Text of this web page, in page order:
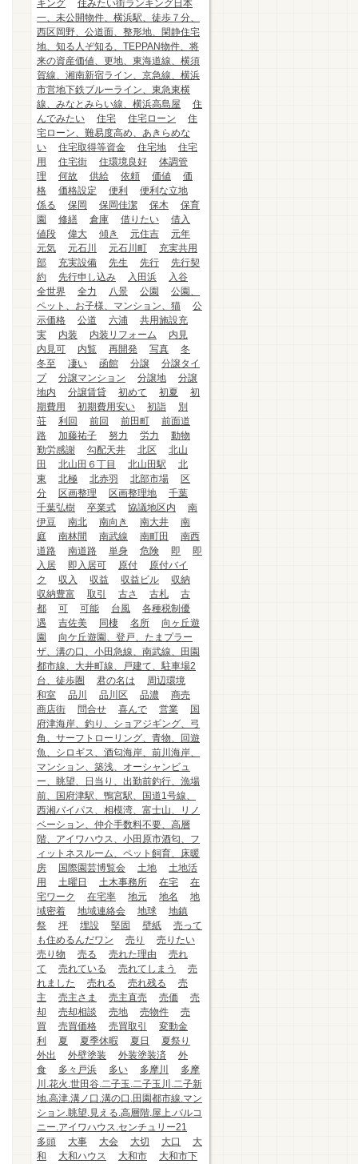
キング
住みたい街ランキング日本
一、未公開物件、横浜駅、徒歩７分、
西区岡野、公道面、整形地、閑静住宅
地、知る人ぞ知る、TEPPAN物件、将
来の資産価値、更地、東海道線、横須
賀線、湘南新宿ライン、京急線、横浜
市営地下鉄ブルーライン、東急東横
線、みなとみらい線、横浜高島屋
住
んでみたい
住宅 住宅ローン
住
宅ローン、難易度高め、あきらめな
い
住宅取得等資金 住宅地
住宅
用
住宅街 住環境良好
体調管
理
何故 供給 依頼 価値
価
格
価格設定 便利
便利な立地
係る
保岡 保岡佳潔 保木
保育
園
修繕 倉庫 借りたい
借入
値段
偉大 傾き 元住吉
元年
元気
元石川 元石川町
充実共用
部
充実設備 先生 先行
先行契
約
先行申し込み 入田浜
入谷
全世界
全力 八景 公園
公園、
ペット、お子様、マンション、猫
公
示価格
公道 六浦
共用施設充
実
内装 内装リフォーム
内見
内見可
内覧 再開発 写真
冬
冬至
凄い 函館 分譲
分譲タイ
プ
分譲マンション 分譲地
分譲
地内
分譲賃貸 初めて 初夏
初
期費用
初期費用安い 初詣
別
荘
利回 前回 前田町
前面道
路
加藤祐子 努力 労力
動物
勤労感謝
勾配天井 北区
北山
田
北山田６丁目 北山田駅
北
東
北極 北赤羽 北部市場
区
分
区画整理 区画整理地
千葉
千葉弘樹
卒業式 協議地区内
南
伊豆
南北 南向き 南大井
南
庭
南林間 南武線 南町田
南西
道路
南道路 単身 危険 即
即
入居
即入居可 原付
原付バイ
ク
収入 収益 収益ビル
収納
収納豊富
取引 古さ 古札
古
都
可 可能 台風
各種税制優
遇
吉佐美 同棲 名所
向ヶ丘遊
園
向ケ丘遊園、登戸、たまプラー
ザ、溝の口、小田急線、南武線、田園
都市線、大井町線、戸建て、駐車場2
台、徒歩圏
君の名は
周辺環境
和室
品川 品川区 品濃
商売
商店街
問合せ 喜んで 営業
国
府津海岸、釣り、ショアジギング、弓
角、サーフトローリング、青物、回遊
魚、シロギス、酒匂海岸、前川海岸、
マンション、築浅、オーシャンビュ
ー、眺望、日当り、出勤前釣行、漁場
前、国府津駅、鴨宮駅、国道1号線、
西湘バイパス、相模湾、富士山、リノ
ベーション、仲介手数料不要、高層
階、アイワハウス、小田原市酒匂、フ
ィットネスルーム、ペット飼育、床暖
房
国際園芸博覧会 土地
土地活
用
土曜日 土木事務所 在宅
在
宅ワーク
在宅率 地元 地名
地
域密着
地域連絡会 地球
地鎮
祭
坪 埋設 堅固 壁紙
売って
も住めるんだワン
売り
売りたい
売り物
売る 売れた理由
売れ
て
売れている 売れてしまう
売
れました
売れる 売れ残る
売
主
売主さま 売主直売 売価
売
却
売却相談 売地 売物件
売
買
売買価格 売買取引
変動金
利
夏 夏季休暇 夏日
夏祭り
外出
外壁塗装 外装塗装済
外
食
多々戸浜 多い 多摩川
多摩
川.花火.世田谷.二子玉.二子玉川.二子新
地.高津.溝ノ口.溝の口.田園都市線.マン
ション.眺望.見える.高層階.屋上.バルコ
ニー.アイワハウス.センチュリー21
多頭
大事 大会 大切 大口
大
和
大和ハウス 大和市
大和市下